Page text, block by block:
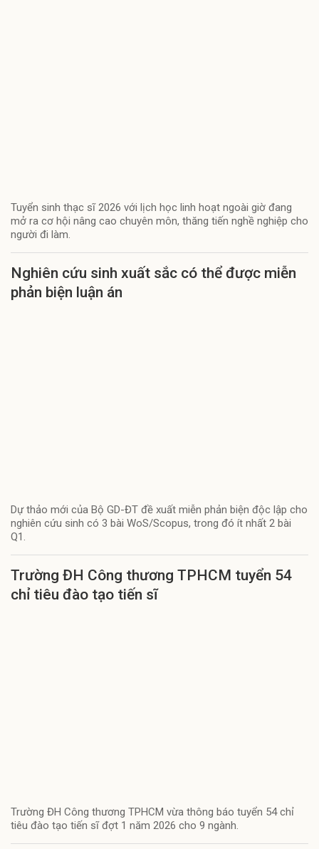
Tuyển sinh thạc sĩ 2026 với lịch học linh hoạt ngoài giờ đang
mở ra cơ hội nâng cao chuyên môn, thăng tiến nghề nghiệp cho
người đi làm.
Nghiên cứu sinh xuất sắc có thể được miễn
phản biện luận án
Dự thảo mới của Bộ GD-ĐT đề xuất miễn phản biện độc lập cho
nghiên cứu sinh có 3 bài WoS/Scopus, trong đó ít nhất 2 bài
Q1.
Trường ĐH Công thương TPHCM tuyển 54
chỉ tiêu đào tạo tiến sĩ
Trường ĐH Công thương TPHCM vừa thông báo tuyển 54 chỉ
tiêu đào tạo tiến sĩ đợt 1 năm 2026 cho 9 ngành.